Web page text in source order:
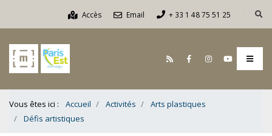
Accès Email + 33 1 48 75 51 25
Vous êtes ici : Accueil Activités
Arts plastiques
Défis artistiques